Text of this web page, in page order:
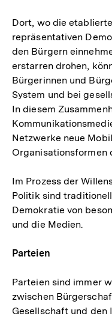
Dort, wo die
repräsentativen
den Bürgern
erstarren drohen,
Bürgerinnen und
System und bei
In diesem
Netzwerke neue
Organisationsformen
Im Prozess der
Politik sind
Demokratie von
und die Medien.
Parteien
Parteien sind immer
zwischen
Gesellschaft und den